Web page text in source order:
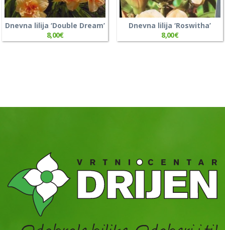
Dnevna lilija ‘Double Dream’
8,00€
Dnevna lilija ‘Roswitha’
8,00€